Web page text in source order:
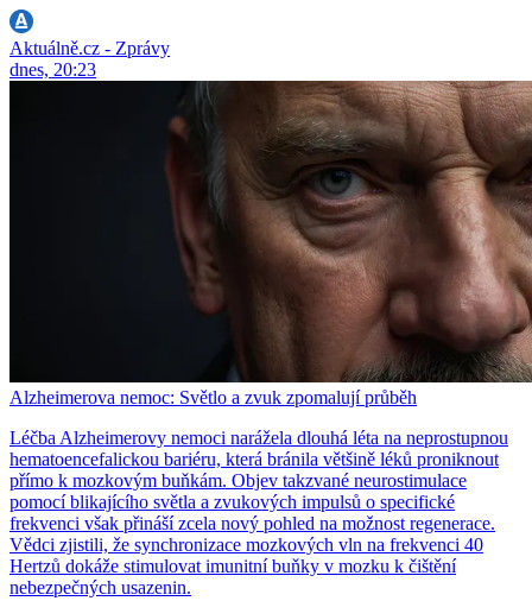
Aktuálně.cz - Zprávy
dnes, 20:23
Alzheimerova nemoc: Světlo a zvuk zpomalují průběh
Léčba Alzheimerovy nemoci narážela dlouhá léta na neprostupnou
hematoencefalickou bariéru, která bránila většině léků proniknout
přímo k mozkovým buňkám. Objev takzvané neurostimulace
pomocí blikajícího světla a zvukových impulsů o specifické
frekvenci však přináší zcela nový pohled na možnost regenerace.
Vědci zjistili, že synchronizace mozkových vln na frekvenci 40
Hertzů dokáže stimulovat imunitní buňky v mozku k čištění
nebezpečných usazenin.